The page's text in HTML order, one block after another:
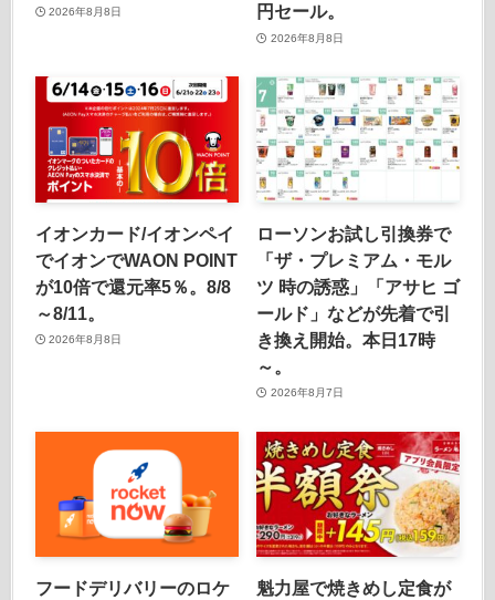
2026年8月8日
円セール。
2026年8月8日
イオンカード/イオンペイ
でイオンでWAON POINT
が10倍で還元率5％。8/8
～8/11。
2026年8月8日
ローソンお試し引換券で
「ザ・プレミアム・モル
ツ 時の誘惑」「アサヒ ゴ
ールド」などが先着で引
き換え開始。本日17時
～。
2026年8月7日
フードデリバリーのロケ
魁力屋で焼きめし定食が